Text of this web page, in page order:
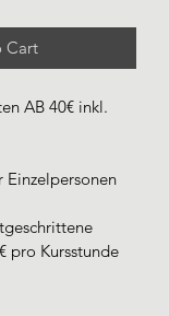
Cart
AB 40€ inkl.
Einzelpersonen
pro Kursstunde